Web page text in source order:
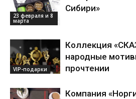
23 февраля и 8
марта
Сибири»
VIP-подарки
Коллекция
народные
прочтении
Компания